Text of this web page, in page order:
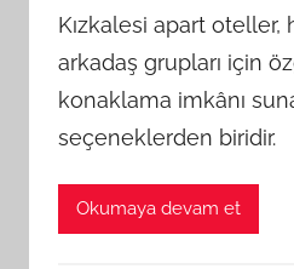
Kızkalesi apart
arkadaş grupları için
konaklama imkânı
seçeneklerden biridir.
Okumaya devam et